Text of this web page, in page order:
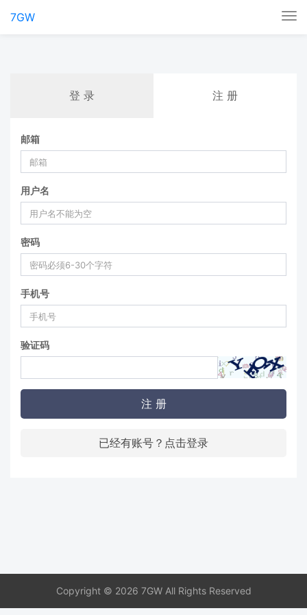
7GW
登 录 注 册
邮箱
用户名
密码
手机号
验证码
注 册
已经有账号？点击登录
Copyright © 2026 7GW All Rights Reserved